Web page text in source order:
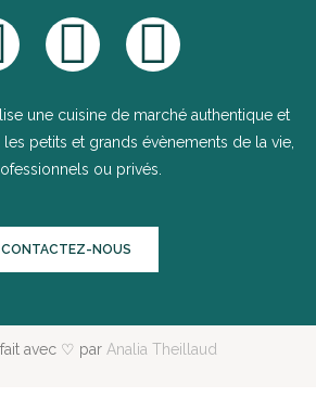
une cuisine de marché authentique et
petits et grands évènements de la vie,
ou privés.
CONTACTEZ-NOUS
avec ♡ par Analia Theillaud